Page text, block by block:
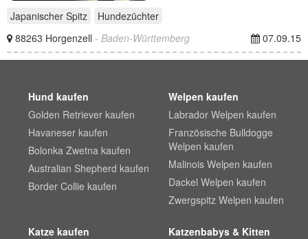
Japanischer Spitz
Hundezüchter
88263 Horgenzell - Baden-Württemberg 07.09.15
Hund kaufen
Golden Retriever kaufen
Havaneser kaufen
Bolonka Zwetna kaufen
Australian Shepherd kaufen
Border Collie kaufen
Welpen kaufen
Labrador Welpen kaufen
Französische Bulldogge
Welpen kaufen
Malinois Welpen kaufen
Dackel Welpen kaufen
Zwergspitz Welpen kaufen
Katze kaufen
Katzenbabys & Kitten